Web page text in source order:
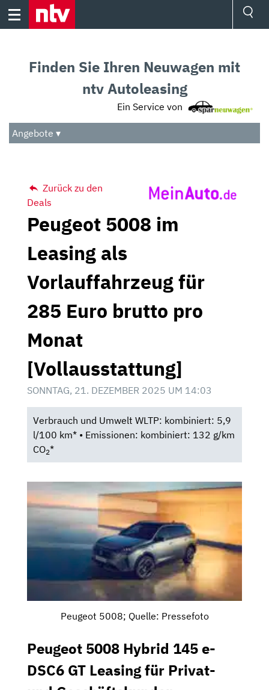
Skip
Audio
Das Beste
Finden Sie Ihren Neuwagen mit
ntv Autoleasing
Ein Service von
Angebote ▾
Zurück zu den
Deals
Peugeot 5008 im
Leasing als
Vorlauffahrzeug für
285 Euro brutto pro
Monat
[Vollausstattung]
SONNTAG, 21. DEZEMBER 2025 UM 14:03
Verbrauch und Umwelt WLTP: kombiniert: 5,9
l/100 km* • Emissionen: kombiniert: 132 g/km
CO2*
Peugeot 5008; Quelle: Pressefoto
Peugeot 5008 Hybrid 145 e-
DSC6 GT Leasing für Privat-